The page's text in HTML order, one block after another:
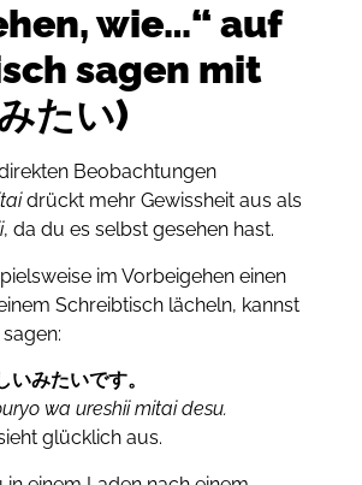
wie…“ auf
sagen mit
たい)
Beobachtungen
drückt mehr Gewissheit aus als
, da du es selbst gesehen hast.
im Vorbeigehen einen
Schreibtisch lächeln, kannst
みたいです。
wa ureshii mitai desu.
glücklich aus.